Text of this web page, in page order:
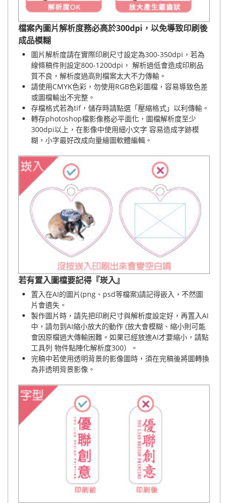
檔案內圖片解析度務必高於300dpi，以免導致印刷後
成品模糊
圖片解析度請在實際印刷尺寸設定為300-350dpi，若為
線條稿件則設定800-1200dpi， 解析過低會造成印刷品
質不良，解析度過高則檔案太大不力傳輸。
請使用CMYK色彩，勿使用RGB色彩圖檔，容易導致色差
或圖檔輸出不完整。
存檔格式若為tif，儲存時請點選「壓縮格式」以利傳輸。
轉存photoshop檔影像務必平面化，圖檔解析度至少
300dpi以上，在影像中使用細小文字 容易造成字跡模
糊，小字最好改成向量繪圖軟體編輯。
若有置入圖檔要記得『崁入』
置入在AI的圖片(png、psd等檔案)請記得嵌入，不然圖
片會遺失。
製作圖片時，請先把印刷尺寸與解析度設定好，再置入AI
中，請勿到AI縮小放大的動作 (放大會模糊、縮小則可能
會因原檔過大傳輸困難。如果已經放進AI才要縮小，請點
工具列 物件點陣化解析度300）。
完稿中若使用透明背景的影像圖時，須在完稿後將圖轉換
為非透明背景影像。